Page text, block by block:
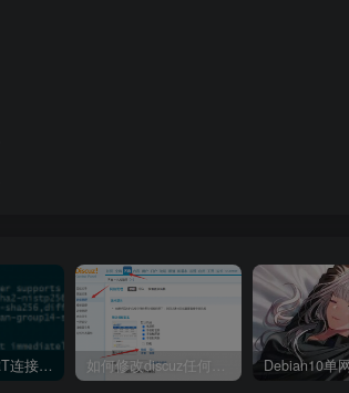
使用SecureCRT连接Ubuntu20.04报错：Key exchange failed. No compatible key exchange method. 如何修改discuz任何模板的编辑器默认字体类型和默认字体大小